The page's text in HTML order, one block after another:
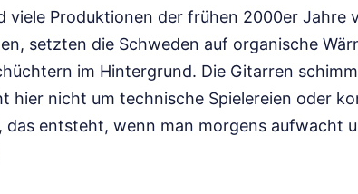
viele Produktionen der frühen 2000er Jahre
setzten die Schweden auf organische
im Hintergrund. Die Gitarren
hier nicht um technische Spielereien oder
das entsteht, wenn man morgens aufwacht